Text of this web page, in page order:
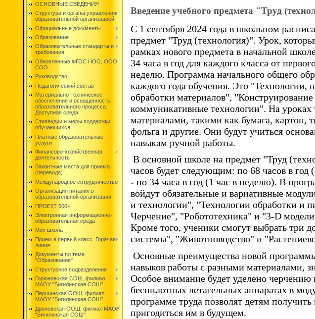
ОСНОВНЫЕ СВЕДЕНИЯ
Структура и органы управления
образовательной организацией
Официальные документы
Образование
Образовательные стандарты и
требования
Обновленные ФГОС НОО, ООО,
СОО
Руководство
Педагогический состав
Материально-техническое
обеспечение и оснащенность
образовательного процесса.
Доступная среда
Стипендии и меры поддержки
обучающихся
Платные образовательные
услуги
Финансово-хозяйственная
деятельность
Вакантные места для приема
(перевода)
Международное сотрудничество
Организация питания в
образовательной организации
ПРОЕКТ 500+
Электронная информационно-
образовательная среда
Моя школа
Прием в первый класс. Горячая
линия
Документы по теме
"Образование"
Структурное подразделение
Горюновская СОШ, филиал
МАОУ "Бигилинская СОШ"
Першинская ООШ, филиал
МАОУ "Бигилинская СОШ"
Дроновская ООШ, филиал МАОУ
"Бигилинская СОШ"
Введение учебного предмета "Труд
С 1 сентября 2024 года в школьном
предмет "Труд (технология)". Урок,
рамках нового предмета в начальной
34 часа в год для каждого класса от
неделю. Программа начального общего
каждого года обучения. Это "Технологии,
обработки материалов",
коммуникативные технологии". На
материалами, такими как бумага, картон,
фольга и другие. Они будут учиться
навыкам ручной работы.
В основной школе на предмет "Труд
часов будет следующим: по 68 часов в год
- по 34 часа в год (1 час в неделю). В
войдут обязательные и вариативные
и технологии", "Технологии обработки и
Черчение", "Робототехника" и "3-D
Кроме того, ученики смогут выбрать три
системы", "Животноводство" и
Основные преимущества новой
навыков работы с разными материалами,
Особое внимание будет уделено
беспилотных летательных аппаратах в
программе труда позволят детям
пригодиться им в будущем.